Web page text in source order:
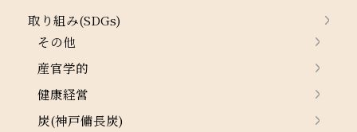
取り組み(SDGs)
その他
産官学的
健康経営
炭(神戸備長炭)